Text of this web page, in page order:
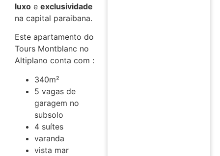
luxo e exclusividade
na capital paraibana.
Este apartamento do
Tours Montblanc no
Altiplano conta com :
340m²
5 vagas de
garagem no
subsolo
4 suítes
varanda
vista mar